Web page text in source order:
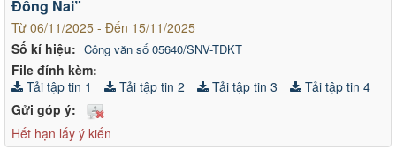
Số kí hiệu: Công văn số 05640/SNV-TĐKT
Đồng Nai”
Từ 06/11/2025 - Đến 15/11/2025
File đính kèm:
Tải tập tin 1
Tải tập tin 2 Tải tập tin 3
Tải tập tin 4
Gửi góp ý:
Hết hạn lấy ý kiến